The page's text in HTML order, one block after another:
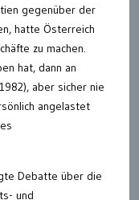
gegenüber der
hatte Österreich
zu machen.
hat, dann an
aber sicher nie
angelastet
Debatte über die
und